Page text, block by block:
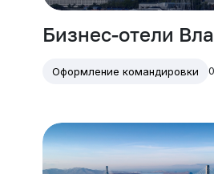
Бизнес-отели
Оформление командировки